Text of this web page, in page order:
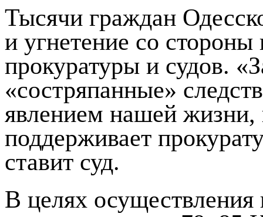
Тысячи граждан
и угнетение со
прокуратуры и судов.
«состряпанные»
явлением нашей
поддерживает
ставит суд.
В целях осуществления